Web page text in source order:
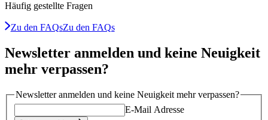
Häufig gestellte Fragen
Zu den FAQsZu den FAQs
Newsletter anmelden und keine Neuigkeit
mehr verpassen?
Newsletter anmelden und keine Neuigkeit mehr verpassen?
E-Mail Adresse